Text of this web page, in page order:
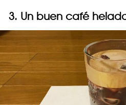
3. Un buen café